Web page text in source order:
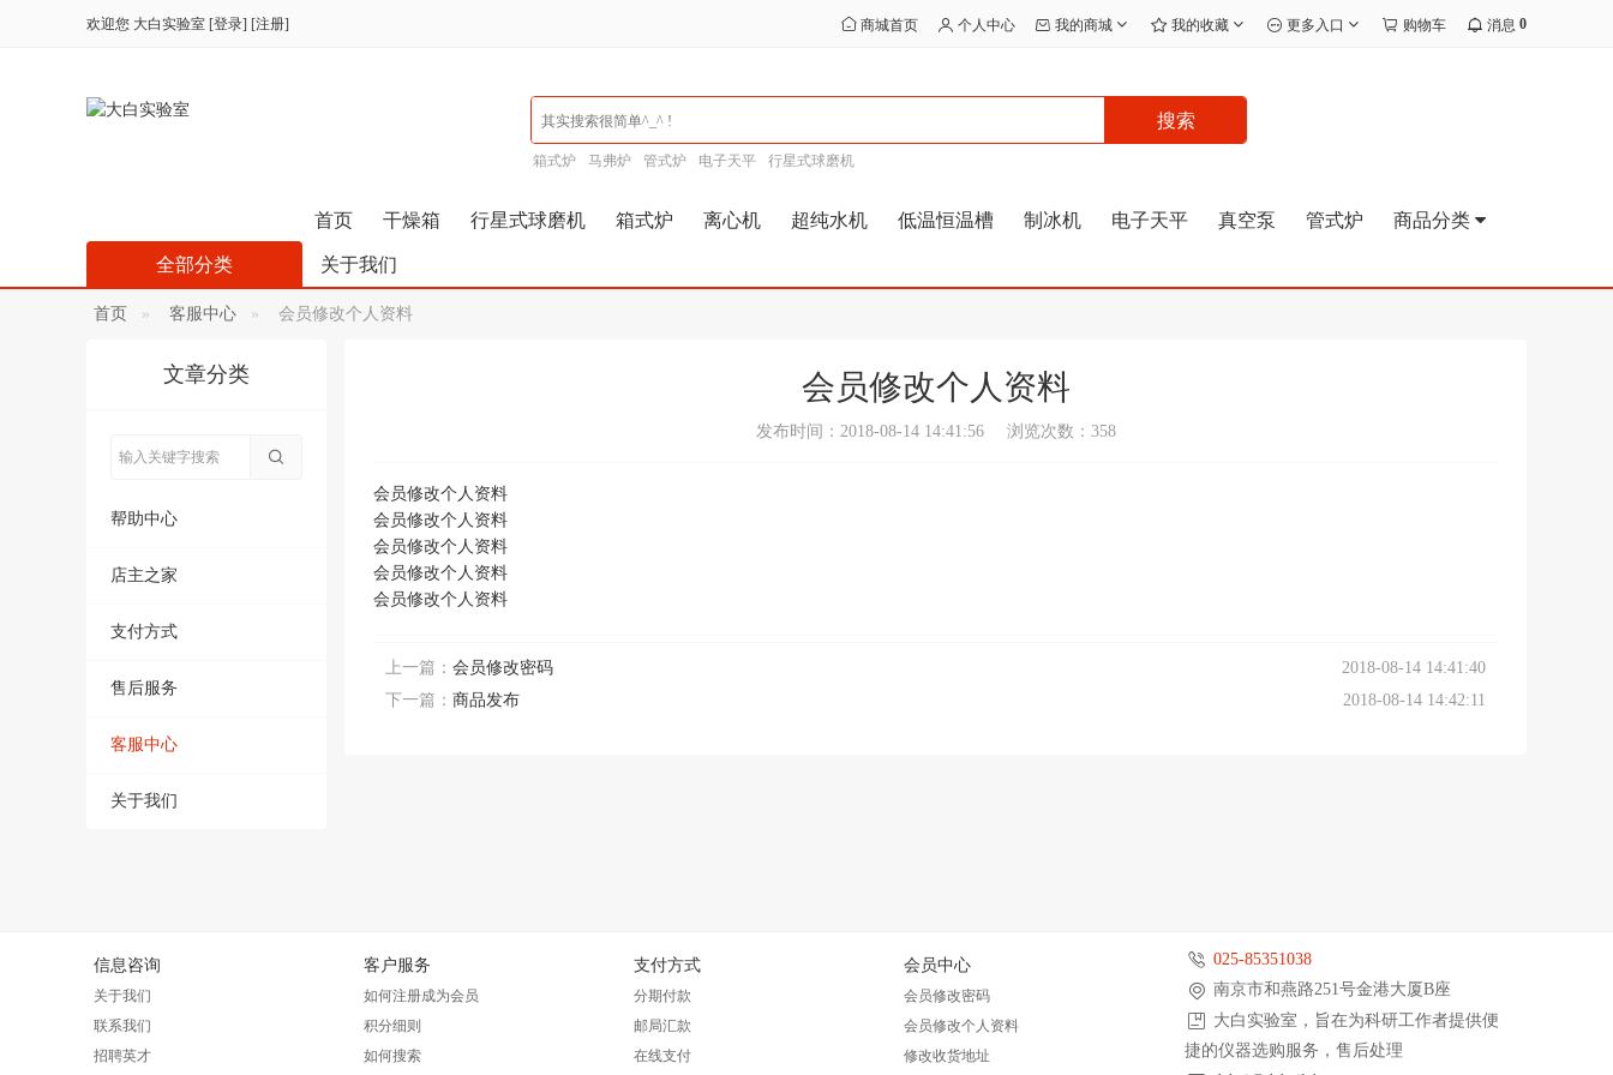
欢迎您 大白实验室 [登录] [注册] 商城首页 个人中心 我的商城 我的收藏 更多入口 购物车 消息 0
搜索
箱式炉 马弗炉 管式炉 电子天平 行星式球磨机
首页 干燥箱 行星式球磨机 箱式炉 离心机 超纯水机 低温恒温槽 制冰机 电子天平 真空泵 管式炉 商品分类
关于我们
全部分类
首页 客服中心 会员修改个人资料
会员修改个人资料
发布时间：2018-08-14 14:41:56 浏览次数：358
会员修改个人资料
会员修改个人资料
会员修改个人资料
会员修改个人资料
会员修改个人资料
上一篇： 会员修改密码
2018-08-14 14:41:40
下一篇： 商品发布 2018-08-14 14:42:11
文章分类
帮助中心
店主之家
支付方式
售后服务
客服中心
关于我们
信息咨询
关于我们
联系我们
招聘英才
客户服务
如何注册成为会员
积分细则
如何搜索
支付方式
分期付款
邮局汇款
在线支付
会员中心
会员修改密码
会员修改个人资料
修改收货地址
025-85351038
南京市和燕路251号金港大厦B座
大白实验室，旨在为科研工作者提供便
捷的仪器选购服务，售后处理